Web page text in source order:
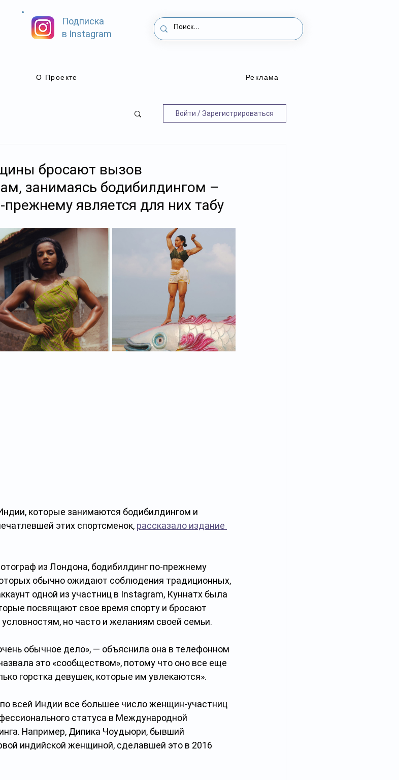
Подписка
в Instagram
О Проекте Реклама
Войти / Зарегистрироваться
бросают вызов
занимаясь бодибилдингом –
является для них табу
которые занимаются бодибилдингом и
этих спортсменок, рассказало издание
из Лондона, бодибилдинг по-прежнему
обычно ожидают соблюдения традиционных,
одной из участниц в Instagram, Куннатх была
посвящают свое время спорту и бросают
но часто и желаниям своей семьи.
обычное дело», — объяснила она в телефонном
это «сообществом», потому что оно все еще
горстка девушек, которые им увлекаются».
всей Индии все большее число женщин-участниц
статуса в Международной
Например, Дипика Чоудьюри, бывший
индийской женщиной, сделавшей это в 2016